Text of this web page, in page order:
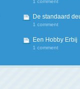
1 comment
De standaard
1 comment
Een Hobby Erbij
1 comment